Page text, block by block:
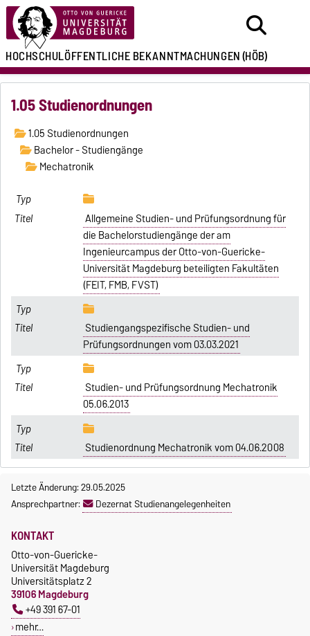
HOCHSCHULÖFFENTLICHEBEKANNTMACHUNGEN(HÖB)
1.05 Studienordnungen
1.05 Studienordnungen
Bachelor - Studiengänge
Mechatronik
Allgemeine Studien- und Prüfungsordnung für
die Bachelorstudiengänge der am
Ingenieurcampus der Otto-von-Guericke-
Universität Magdeburg beteiligten Fakultäten
(FEIT, FMB, FVST)
Studiengangspezifische Studien- und
Prüfungsordnungen vom 03.03.2021
Studien- und Prüfungsordnung Mechatronik
05.06.2013
Studienordnung Mechatronik vom 04.06.2008
Letzte Änderung: 29.05.2025
Ansprechpartner:
Dezernat Studienangelegenheiten
KONTAKT
Otto-von-Guericke-
Universität Magdeburg
Universitätsplatz 2
39106 Magdeburg
+49 391 67-01
mehr…